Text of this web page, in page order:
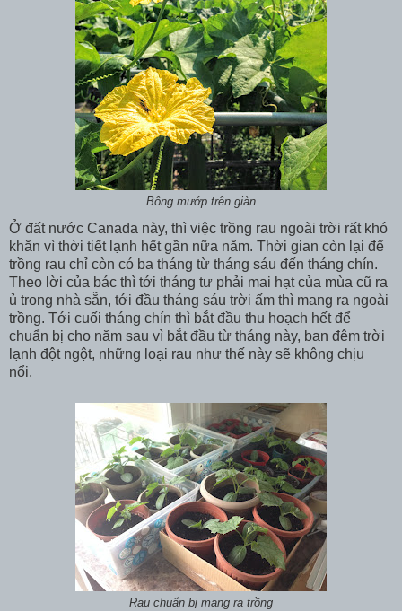
Bông mướp trên giàn
Ở đất nước Canada này, thì việc trồng rau ngoài trời rất khó
khăn vì thời tiết lạnh hết gần nữa năm. Thời gian còn lại để
trồng rau chỉ còn có ba tháng từ tháng sáu đến tháng chín.
Theo lời của bác thì tới tháng tư phải mai hạt của mùa cũ ra
ủ trong nhà sẵn, tới đầu tháng sáu trời ấm thì mang ra ngoài
trồng. Tới cuối tháng chín thì bắt đầu thu hoạch hết để
chuẩn bị cho năm sau vì bắt đầu từ tháng này, ban đêm trời
lạnh đột ngột, những loại rau như thế này sẽ không chịu
nổi.
Rau chuẩn bị mang ra trồng